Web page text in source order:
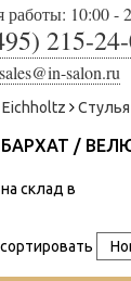
работы: 10:00 -
215-
sales@in-salon.ru
/
склад в
сортировать